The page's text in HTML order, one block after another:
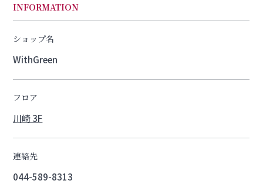
INFORMATION
ショップ名
WithGreen
フロア
川崎 3F
連絡先
044-589-8313